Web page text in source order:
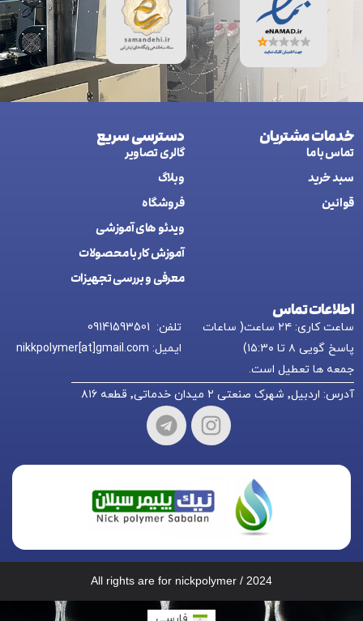
خدمات مشتریان
تماس با ما
سبد خرید
قوانین
دسترسی سریع
گالری تصاویر
وبلاگ
فروشگاه
ويدئو های آموزشی
آموزش کار با محصولات
معرفی و بررسی تجهیزات
اطلاعات تماس
ساعت کاری: ۲۴ ساعت( ساعات
پاسخ گویی ۸ تا ۱۵:۳۰)
جمعه ها تعطیل است.
تلفن: 09141593501
ایمیل: nikkpolymer[at]gmail.com
آدرس: اردبیل٬ شهرک صنعتی ۲ میدان خدماتی٬ قطعه ۸۱۶
All rights are for nickpolymer / 2024